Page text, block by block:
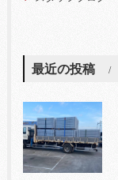
最近の投稿